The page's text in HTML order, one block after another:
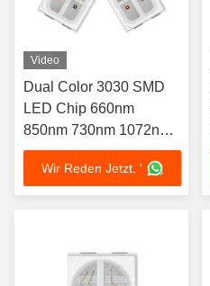
Video
Dual Color 3030 SMD
LED Chip 660nm
850nm 730nm 1072nm
Zwei Farben Spektrum
Anpassung verfügbar
1W Für Therapie
Wir Reden Jetzt. '